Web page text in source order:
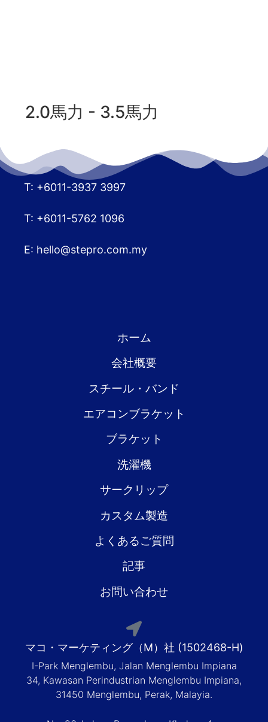
2.0馬力 - 3.5馬力
T: +6011-3937 3997
T: +6011-5762 1096
E: hello@stepro.com.my
ホーム
会社概要
スチール・バンド
エアコンブラケット
ブラケット
洗濯機
サークリップ
カスタム製造
よくあるご質問
記事
お問い合わせ
マコ・マーケティング（M）社 (1502468-H)
I-Park Menglembu, Jalan Menglembu Impiana
34, Kawasan Perindustrian Menglembu Impiana,
31450 Menglembu, Perak, Malayia.